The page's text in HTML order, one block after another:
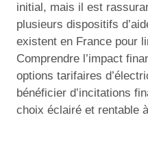
initial, mais il est
plusieurs dispositifs
existent en France pour
Comprendre l’impact
options tarifaires
bénéficier d’incitations
choix éclairé et rentable